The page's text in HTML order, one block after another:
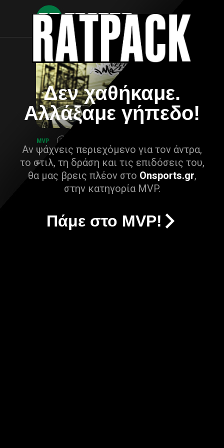
Δεν χαθήκαμε.
Αλλάξαμε γήπεδο!
Αν ψάχνεις περιεχόμενο για τον άντρα,
το στιλ, τη δράση και τις επιδόσεις του,
θα μας βρεις πλέον στο Onsports.gr,
στην κατηγορία MVP.
Πάμε στο MVP!